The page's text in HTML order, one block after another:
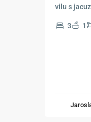
vilu s
3 1